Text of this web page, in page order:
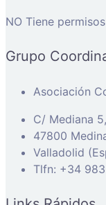
NO Tiene
Grupo
Asociación
C/ Mediana
47800
Valladolid
Tlfn: +34